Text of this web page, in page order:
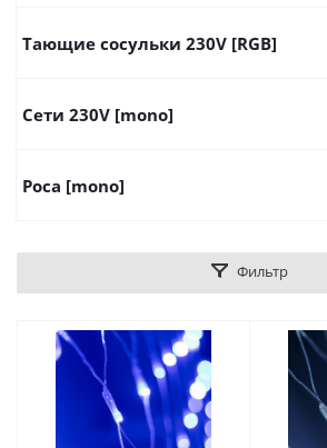
Тающие сосульки 230V [RGB]
Сети 230V [mono]
Роса [mono]
Фильтр